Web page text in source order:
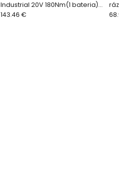
Industrial 20V 180Nm(1 bateria)
ID20A-1b
143.46 €